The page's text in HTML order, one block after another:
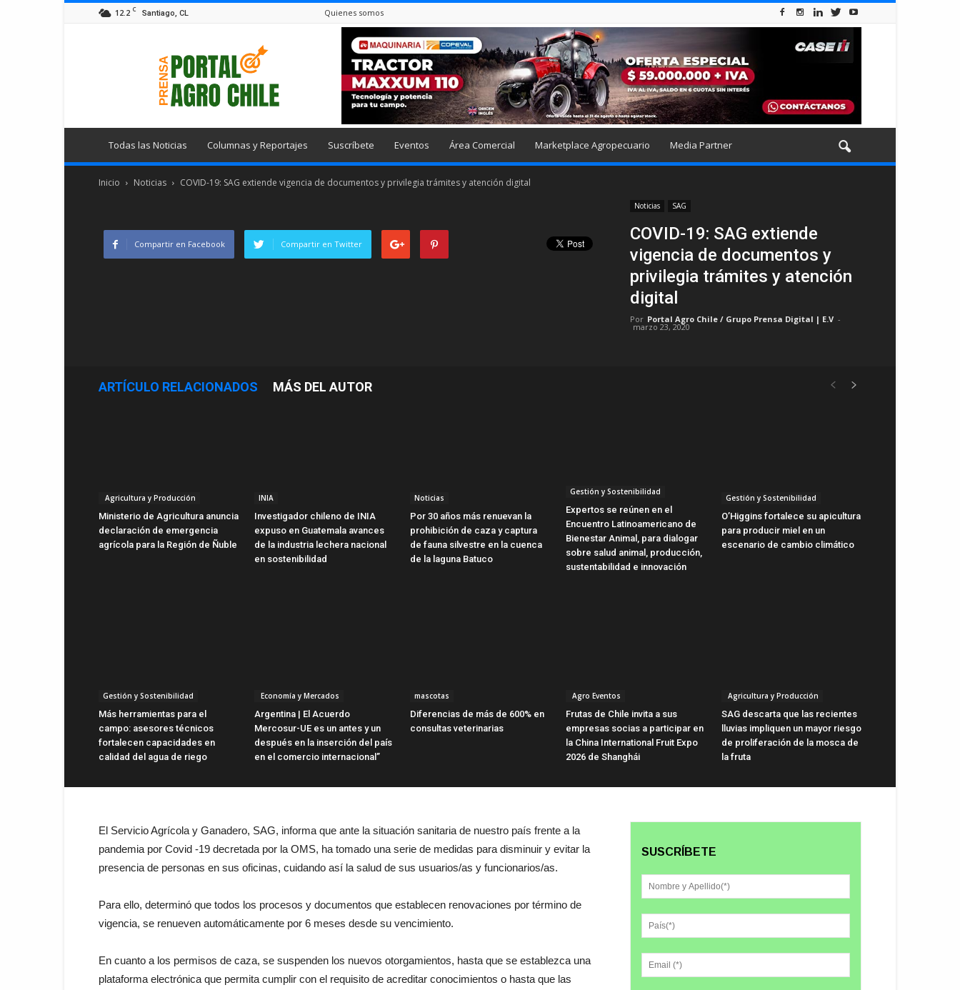
12.2 C Santiago, CL Quienes somos
Todas las Noticias Columnas y Reportajes Suscríbete Eventos Área Comercial Marketplace Agropecuario Media Partner
Inicio Noticias COVID-19: SAG extiende vigencia de documentos y privilegia trámites y atención digital
Noticias SAG
COVID-19: SAG extiende
vigencia de documentos y
privilegia trámites y atención
digital
Por Portal Agro Chile / Grupo Prensa Digital | E.V -
marzo 23, 2020
Compartir en Facebook Compartir en Twitter
ARTÍCULO RELACIONADOS MÁS DEL AUTOR
Agricultura y Producción
Ministerio de Agricultura anuncia
declaración de emergencia
agrícola para la Región de Ñuble
INIA
Investigador chileno de INIA
expuso en Guatemala avances
de la industria lechera nacional
en sostenibilidad
Noticias
Por 30 años más renuevan la
prohibición de caza y captura
de fauna silvestre en la cuenca
de la laguna Batuco
Gestión y Sostenibilidad
Expertos se reúnen en el
Encuentro Latinoamericano de
Bienestar Animal, para dialogar
sobre salud animal, producción,
sustentabilidad e innovación
Gestión y Sostenibilidad
O’Higgins fortalece su apicultura
para producir miel en un
escenario de cambio climático
Gestión y Sostenibilidad
Más herramientas para el
campo: asesores técnicos
fortalecen capacidades en
calidad del agua de riego
Economía y Mercados
Argentina | El Acuerdo
Mercosur-UE es un antes y un
después en la inserción del país
en el comercio internacional”
mascotas
Diferencias de más de 600% en
consultas veterinarias
Agro Eventos
Frutas de Chile invita a sus
empresas socias a participar en
la China International Fruit Expo
2026 de Shanghái
Agricultura y Producción
SAG descarta que las recientes
lluvias impliquen un mayor riesgo
de proliferación de la mosca de
la fruta
El Servicio Agrícola y Ganadero, SAG, informa que ante la situación sanitaria de nuestro país frente a la
pandemia por Covid -19 decretada por la OMS, ha tomado una serie de medidas para disminuir y evitar la
presencia de personas en sus oficinas, cuidando así la salud de sus usuarios/as y funcionarios/as.
Para ello, determinó que todos los procesos y documentos que establecen renovaciones por término de
vigencia, se renueven automáticamente por 6 meses desde su vencimiento.
En cuanto a los permisos de caza, se suspenden los nuevos otorgamientos, hasta que se establezca una
plataforma electrónica que permita cumplir con el requisito de acreditar conocimientos o hasta que las
SUSCRÍBETE